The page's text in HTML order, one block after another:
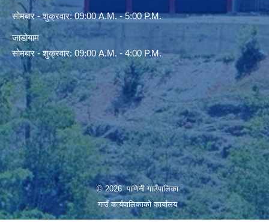
सोमबार - शुक्रवार: 09:00 A.M. - 5:00 P.M.
जाडोयाम
सोमबार - शुक्रवार: 09:00 A.M. - 4:00 P.M.
© 2026 पाणिनी गाउँपालिका
गाउँ कार्यपालिकाको कार्यालय